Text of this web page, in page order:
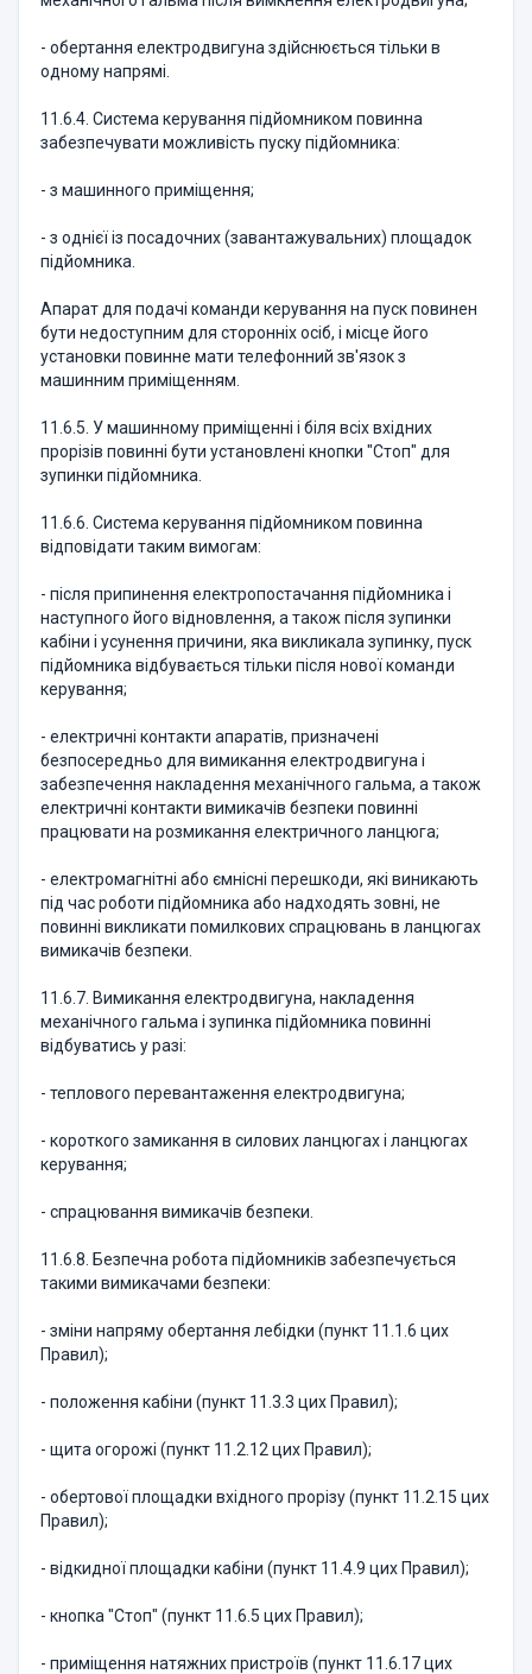
- обертання електродвигуна здійснюється тільки в
одному напрямі.
11.6.4. Система керування підйомником повинна
забезпечувати можливість пуску підйомника:
- з машинного приміщення;
- з однієї із посадочних (завантажувальних) площадок
підйомника.
Апарат для подачі команди керування на пуск повинен
бути недоступним для сторонніх осіб, і місце його
установки повинне мати телефонний зв'язок з
машинним приміщенням.
11.6.5. У машинному приміщенні і біля всіх вхідних
прорізів повинні бути установлені кнопки "Стоп" для
зупинки підйомника.
11.6.6. Система керування підйомником повинна
відповідати таким вимогам:
- після припинення електропостачання підйомника і
наступного його відновлення, а також після зупинки
кабіни і усунення причини, яка викликала зупинку, пуск
підйомника відбувається тільки після нової команди
керування;
- електричні контакти апаратів, призначені
безпосередньо для вимикання електродвигуна і
забезпечення накладення механічного гальма, а також
електричні контакти вимикачів безпеки повинні
працювати на розмикання електричного ланцюга;
- електромагнітні або ємнісні перешкоди, які виникають
під час роботи підйомника або надходять зовні, не
повинні викликати помилкових спрацювань в ланцюгах
вимикачів безпеки.
11.6.7. Вимикання електродвигуна, накладення
механічного гальма і зупинка підйомника повинні
відбуватись у разі:
- теплового перевантаження електродвигуна;
- короткого замикання в силових ланцюгах і ланцюгах
керування;
- спрацювання вимикачів безпеки.
11.6.8. Безпечна робота підйомників забезпечується
такими вимикачами безпеки:
- зміни напряму обертання лебідки (пункт 11.1.6 цих
Правил);
- положення кабіни (пункт 11.3.3 цих Правил);
- щита огорожі (пункт 11.2.12 цих Правил);
- обертової площадки вхідного прорізу (пункт 11.2.15 цих
Правил);
- відкидної площадки кабіни (пункт 11.4.9 цих Правил);
- кнопка "Стоп" (пункт 11.6.5 цих Правил);
- приміщення натяжних пристроїв (пункт 11.6.17 цих